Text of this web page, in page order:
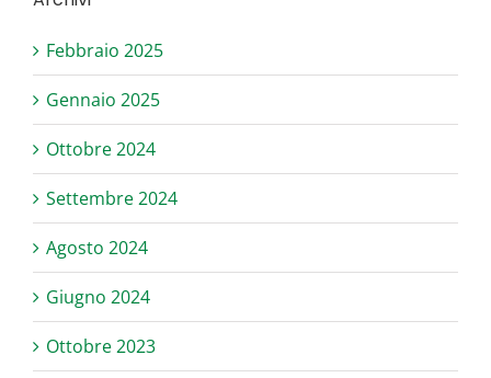
Febbraio 2025
Gennaio 2025
Ottobre 2024
Settembre 2024
Agosto 2024
Giugno 2024
Ottobre 2023